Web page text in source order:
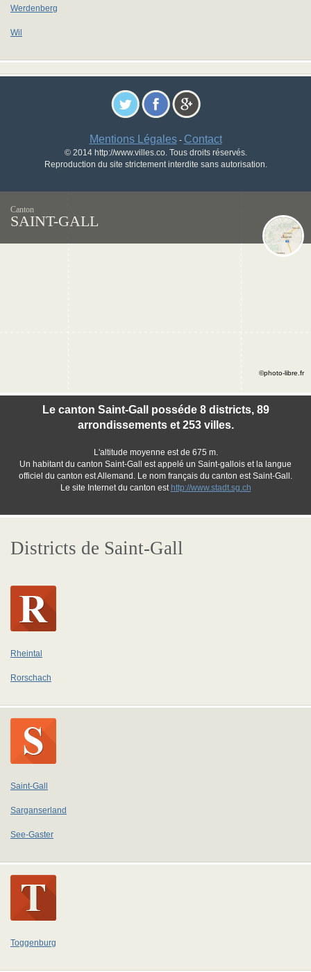
Werdenberg
Wil
Mentions Légales- Contact
© 2014 http://www.villes.co. Tous droits réservés.
Reproduction du site strictement interdite sans autorisation.
Canton
SAINT-GALL
Le canton Saint-Gall posséde 8 districts, 89
arrondissements et 253 villes.
L'altitude moyenne est de 675 m.
Un habitant du canton Saint-Gall est appelé un Saint-gallois et la langue
officiel du canton est Allemand. Le nom français du canton est Saint-Gall.
Le site Internet du canton est http://www.stadt.sg.ch
©photo-libre.fr
Districts de Saint-Gall
Rheintal
Rorschach
Saint-Gall
Sarganserland
See-Gaster
Toggenburg